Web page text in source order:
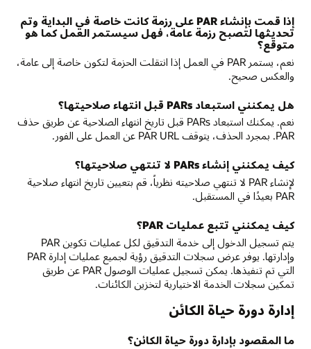
إذا قمت بإنشاء PAR على رزمة كانت خاصة في البداية وتم
تحديثها لتصبح رزمة عامة، فهل سيستمر العمل كما هو
متوقع؟
نعم، يستمر PAR في العمل إذا انتقلت الحزمة لتكون خاصة إلى عامة،
والعكس صحيح.
هل يمكنني استبعاد PARs قبل انتهاء صلاحيتها؟
نعم. يمكنك استبعاد PARs قبل تاريخ انتهاء الصلاحية عن طريق حذف
PAR. بمجرد الحذف، يتوقف PAR URL عن العمل على الفور.
كيف يمكنني إنشاء PARs لا تنتهي صلاحيتها؟
لإنشاء PAR لا تنتهي صلاحيته نظرياً، قم بتعيين تاريخ انتهاء صلاحية
PAR بعيدًا في المستقبل.
كيف يمكنني تتبع عمليات PAR؟
يتم تسجيل الدخول إلى خدمة التدقيق لكل عمليات تكوين PAR
وإدارتها. يوفر عرض سجلات التدقيق رؤية لجميع عمليات إدارة PAR
التي تم تنفيذها. يمكن تسجيل عمليات الوصول PAR عن طريق
تمكين سجلات الخدمة الاختيارية لتخزين الكائنات.
إدارة دورة حياة الكائن
ما المقصود بإدارة دورة حياة الكائن؟